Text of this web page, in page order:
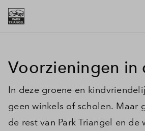
Voorzieningen in
In deze groene en
geen winkels of scholen. Maar
de rest van Park Triangel en de